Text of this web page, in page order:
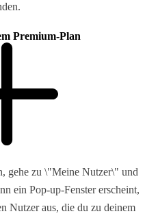
Premium-Plan
gehe zu \"Meine Nutzer\" und
ein Pop-up-Fenster erscheint,
Nutzer aus, die du zu deinem